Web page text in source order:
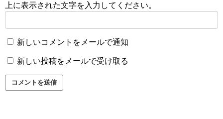
上に表示された文字を入力してください。
新しいコメントをメールで通知
新しい投稿をメールで受け取る